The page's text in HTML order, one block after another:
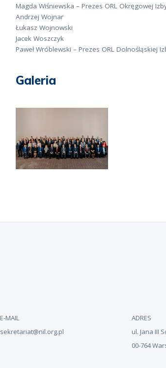
Magda Wiśniewska – Prezes ORL Okręgowej
Andrzej Wojnar
Łukasz Wojnowski
Jacek Woszczyk
Paweł Wróblewski – Prezes ORL Dolnośląskiej
Galeria
E-MAIL
sekretariat@nil.org.pl
ADRES
ul. Jana III
00-764